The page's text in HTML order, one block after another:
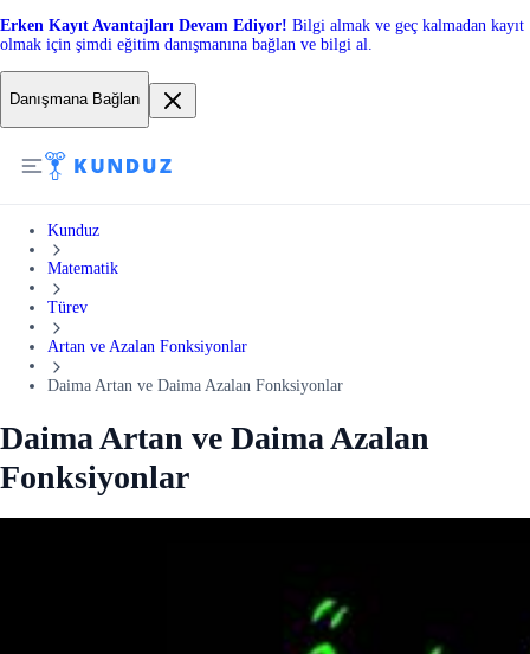
Erken Kayıt Avantajları Devam Ediyor! Bilgi almak ve geç kalmadan kayıt
olmak için şimdi eğitim danışmanına bağlan ve bilgi al.
Danışmana Bağlan
Kunduz
Matematik
Türev
Artan ve Azalan Fonksiyonlar
Daima Artan ve Daima Azalan Fonksiyonlar
Daima Artan ve Daima Azalan
Fonksiyonlar